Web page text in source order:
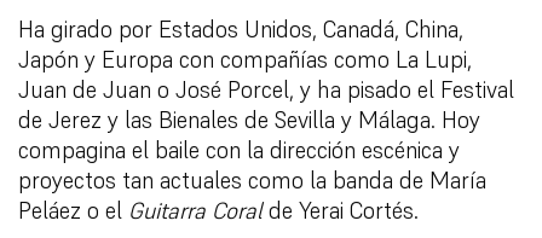
Ha girado por Estados Unidos, Canadá, China,
Japón y Europa con compañías como La Lupi,
Juan de Juan o José Porcel, y ha pisado el Festival
de Jerez y las Bienales de Sevilla y Málaga. Hoy
compagina el baile con la dirección escénica y
proyectos tan actuales como la banda de María
Peláez o el Guitarra Coralde Yerai Cortés.